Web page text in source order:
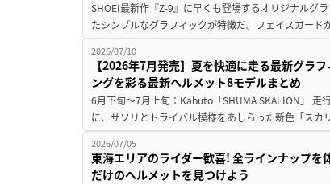
SHOEI最新作『Z-9』に早くも登場するオリジナルグ
たシンプルなグラフィックが特徴だ。フェイスガー
2026/07/10
【2026年7月発売】夏を快適に走る最新グラ
ングを彩る最新ヘルメット8モデルまとめ
6月下旬～7月上旬：Kabuto「SHUMA SKALION」 走
に、サソリとトライバル模様をあしらった新色「ス
2026/07/05
東海エリアのライダー歓喜! 全ラインナップ
だけのヘルメットを見つけよう